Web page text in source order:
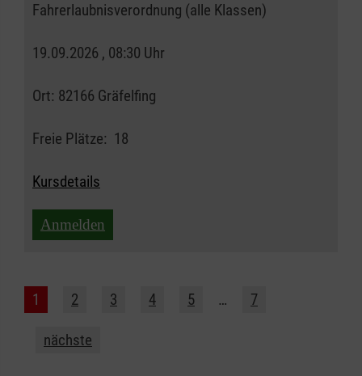
Fahrerlaubnisverordnung (alle Klassen)
19.09.2026 , 08:30 Uhr
Ort: 82166 Gräfelfing
Freie Plätze: 18
Kursdetails
Anmelden
1 2 3 4 5 … 7
nächste